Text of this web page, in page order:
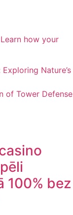
Learn how your
Nature’s
of Tower Defense
100% bez